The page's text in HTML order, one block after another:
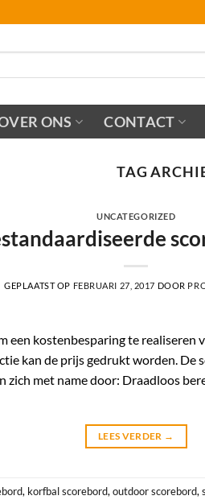
ONS CONTACT
TAG
UNCATEGORIZED
GEPLAATST OP FEBRUARI 27, 2017 DOOR
kostenbesparing te
kan de prijs gedrukt worden.
met name door: Draadloos
LEES VERDER →
, korfbal scorebord, outdoor scorebord,